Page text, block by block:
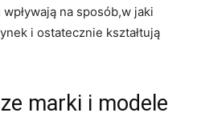
na sposób,w jaki
i ostatecznie kształtują
marki i modele